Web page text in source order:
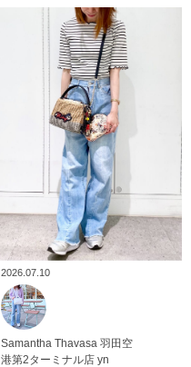
2026.07.10
Samantha Thavasa 羽田空
港第2ターミナル店 yn